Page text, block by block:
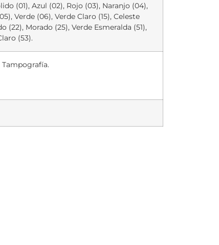
(01), Azul (02), Rojo (03), Naranjo (04),
Verde (06), Verde Claro (15), Celeste
(22), Morado (25), Verde Esmeralda (51),
(53).
Tampografía.